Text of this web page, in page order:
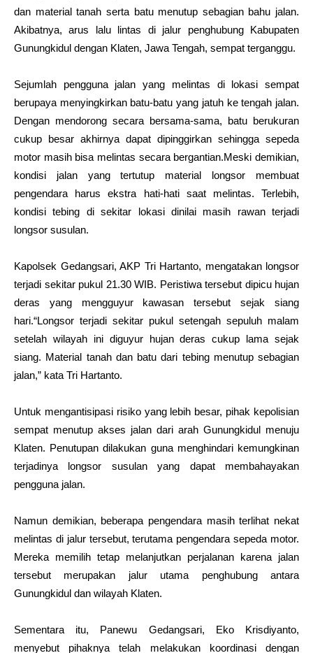
dan material tanah serta batu menutup sebagian bahu jalan.
Akibatnya, arus lalu lintas di jalur penghubung Kabupaten
Gunungkidul dengan Klaten, Jawa Tengah, sempat terganggu.
Sejumlah pengguna jalan yang melintas di lokasi sempat
berupaya menyingkirkan batu-batu yang jatuh ke tengah jalan.
Dengan mendorong secara bersama-sama, batu berukuran
cukup besar akhirnya dapat dipinggirkan sehingga sepeda
motor masih bisa melintas secara bergantian.Meski demikian,
kondisi jalan yang tertutup material longsor membuat
pengendara harus ekstra hati-hati saat melintas. Terlebih,
kondisi tebing di sekitar lokasi dinilai masih rawan terjadi
longsor susulan.
Kapolsek Gedangsari, AKP Tri Hartanto, mengatakan longsor
terjadi sekitar pukul 21.30 WIB. Peristiwa tersebut dipicu hujan
deras yang mengguyur kawasan tersebut sejak siang
hari.“Longsor terjadi sekitar pukul setengah sepuluh malam
setelah wilayah ini diguyur hujan deras cukup lama sejak
siang. Material tanah dan batu dari tebing menutup sebagian
jalan,” kata Tri Hartanto.
Untuk mengantisipasi risiko yang lebih besar, pihak kepolisian
sempat menutup akses jalan dari arah Gunungkidul menuju
Klaten. Penutupan dilakukan guna menghindari kemungkinan
terjadinya longsor susulan yang dapat membahayakan
pengguna jalan.
Namun demikian, beberapa pengendara masih terlihat nekat
melintas di jalur tersebut, terutama pengendara sepeda motor.
Mereka memilih tetap melanjutkan perjalanan karena jalan
tersebut merupakan jalur utama penghubung antara
Gunungkidul dan wilayah Klaten.
Sementara itu, Panewu Gedangsari, Eko Krisdiyanto,
menyebut pihaknya telah melakukan koordinasi dengan